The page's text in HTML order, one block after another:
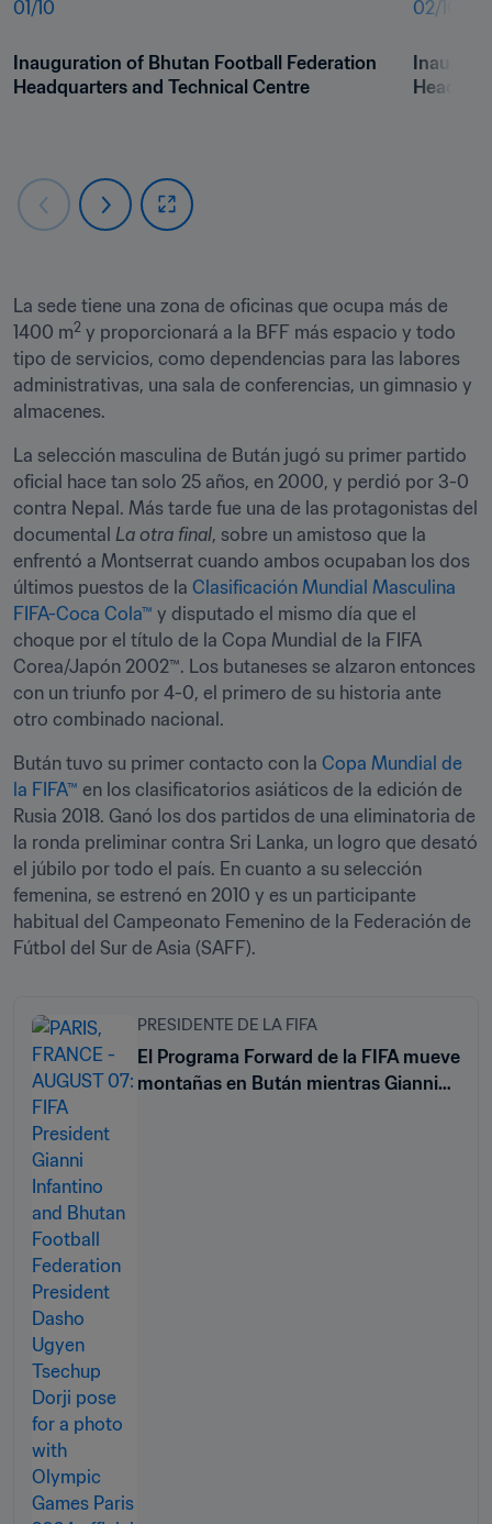
01 /10
Inauguration of Bhutan Football Federation
Headquarters and Technical Centre
02/10
La sede tiene una zona de oficinas que ocupa más de
1400 m2 y proporcionará a la BFF más espacio y todo
tipo de servicios, como dependencias para las labores
administrativas, una sala de conferencias, un gimnasio y
almacenes.
La selección masculina de Bután jugó su primer partido
oficial hace tan solo 25 años, en 2000, y perdió por 3-0
contra Nepal. Más tarde fue una de las protagonistas del
documental La otra final, sobre un amistoso que la
enfrentó a Montserrat cuando ambos ocupaban los dos
últimos puestos de la Clasificación Mundial Masculina
FIFA-Coca Cola™ y disputado el mismo día que el
choque por el título de la Copa Mundial de la FIFA
Corea/Japón 2002™. Los butaneses se alzaron entonces
con un triunfo por 4-0, el primero de su historia ante
otro combinado nacional.
Bután tuvo su primer contacto con la Copa Mundial de
la FIFA™ en los clasificatorios asiáticos de la edición de
Rusia 2018. Ganó los dos partidos de una eliminatoria de
la ronda preliminar contra Sri Lanka, un logro que desató
el júbilo por todo el país. En cuanto a su selección
femenina, se estrenó en 2010 y es un participante
habitual del Campeonato Femenino de la Federación de
Fútbol del Sur de Asia (SAFF).
PRESIDENTE DE LA FIFA
El Programa Forward de la FIFA mueve
montañas en Bután mientras Gianni